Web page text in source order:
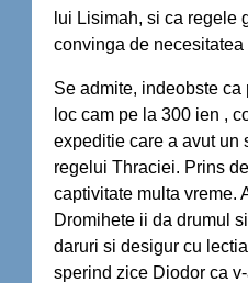
lui Lisimah, si ca regele
convinga de
Se admite, indeobste ca
loc cam pe la 300 ien ,
expeditie care a avut un
regelui Thraciei. Prins
captivitate multa vreme.
Dromihete ii da drumul
daruri si desigur cu
sperind zice Diodor ca